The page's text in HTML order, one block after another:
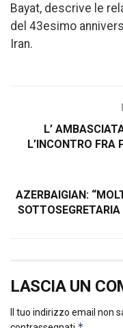
Bayat, descrive le
del 43esimo
Iran.
L’
L’INCONTRO FRA
AZERBAIGIAN:
LASCIA UN
Il tuo indirizzo email non